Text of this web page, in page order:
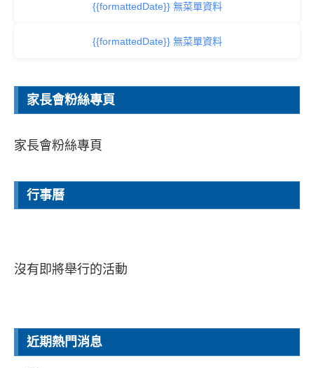
{{formattedDate}} 無菜單資料
{{formattedDate}} 無菜單資料
家長會粉絲專頁
家長會粉絲專頁
行事曆
沒有即將舉行的活動
近期熱門消息